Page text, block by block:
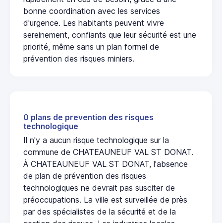
bonne coordination avec les services
d'urgence. Les habitants peuvent vivre
sereinement, confiants que leur sécurité est une
priorité, même sans un plan formel de
prévention des risques miniers.
0 plans de prevention des risques
technologique
Il n'y a aucun risque technologique sur la
commune de CHATEAUNEUF VAL ST DONAT.
À CHATEAUNEUF VAL ST DONAT, l'absence
de plan de prévention des risques
technologiques ne devrait pas susciter de
préoccupations. La ville est surveillée de près
par des spécialistes de la sécurité et de la